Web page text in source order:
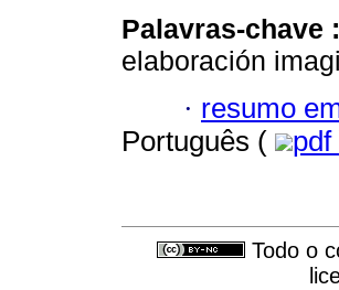
Palavras-chave :
elaboración
· resumo
Português (
pdf
Todo o